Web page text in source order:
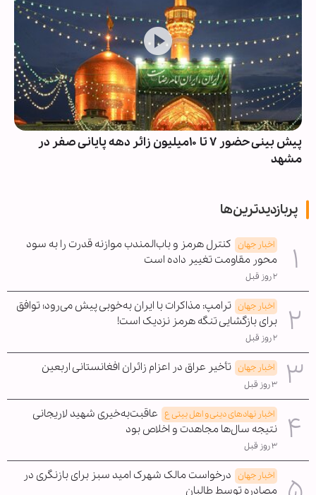
پیش بینی حضور ۷ تا ۱۰میلیون زائر دهه پایانی صفر در
مشهد
پربازدیدترین‌ها
اخبار جهان کنترل هرمز و باب‌المندب موازنه قدرت را به سود
محور مقاومت تغییر داده است
۲ روز قبل
اخبار جهان ترامپ: مذاکرات با ایران به‌خوبی پیش می‌رود؛ توافق
برای بازگشایی تنگه هرمز نزدیک است!
۲ روز قبل
اخبار جهان تأخیر عراق در اعزام زائران افغانستانی اربعین
۳ روز قبل
اخبار نهادهای دینی و اهل بیتی ع عاقبت‌به‌خیری شهید لاریجانی
نتیجه سال‌ها مجاهدت و اخلاص بود
۳ روز قبل
اخبار جهان درخواست مالک شهرک امید سبز برای بازنگری در
مصادره توسط طالبان